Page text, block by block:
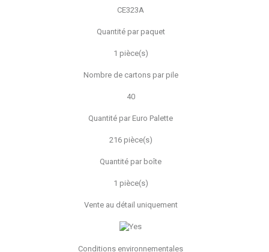
CE323A
Quantité par paquet
1 pièce(s)
Nombre de cartons par pile
40
Quantité par Euro Palette
216 pièce(s)
Quantité par boîte
1 pièce(s)
Vente au détail uniquement
Conditions environnementales